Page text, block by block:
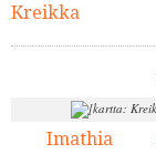
Kreikka
Imathia